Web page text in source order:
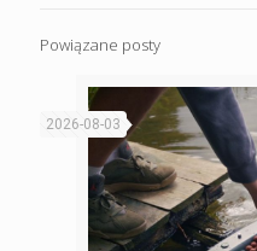
Powiązane posty
2026-08-03